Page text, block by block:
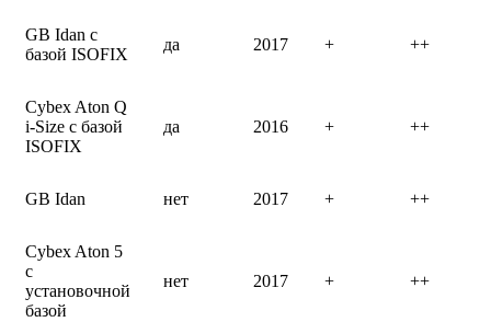
GB Idan с
базой ISOFIX
да 2017 + ++
Cybex Aton Q
i-Size с базой
ISOFIX
да 2016 + ++
GB Idan нет 2017 + ++
Cybex Aton 5
с
установочной
базой
нет 2017 + ++